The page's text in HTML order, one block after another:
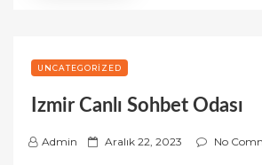
UNCATEGORIZED
Izmir Canlı Sohbet Odası
Admin
P Aralık 22, 2023 No